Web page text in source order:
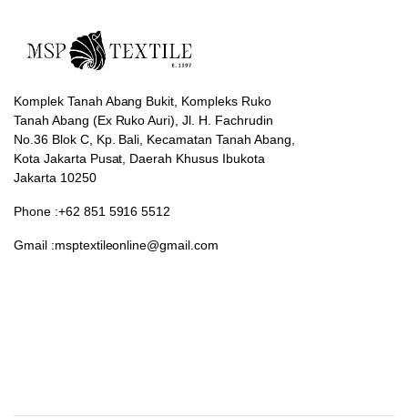
Komplek Tanah Abang Bukit, Kompleks Ruko
Tanah Abang (Ex Ruko Auri), Jl. H. Fachrudin
No.36 Blok C, Kp. Bali, Kecamatan Tanah Abang,
Kota Jakarta Pusat, Daerah Khusus Ibukota
Jakarta 10250
Phone :+62 851 5916 5512
Gmail :msptextileonline@gmail.com